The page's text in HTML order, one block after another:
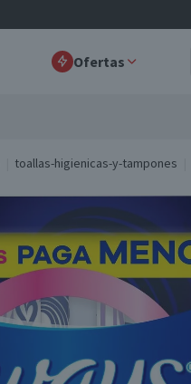
Ofertas
toallas-higienicas-y-tampones